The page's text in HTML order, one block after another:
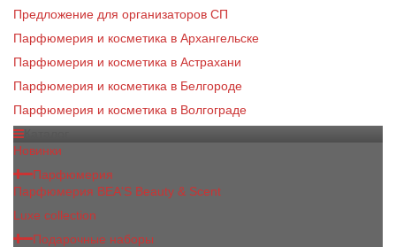
Предложение для организаторов СП
Парфюмерия и косметика в Архангельске
Парфюмерия и косметика в Астрахани
Парфюмерия и косметика в Белгороде
Парфюмерия и косметика в Волгограде
Новинки
Парфюмерия
Парфюмерия BEA'S Beauty & Scent
Luxe collection
Подарочные наборы